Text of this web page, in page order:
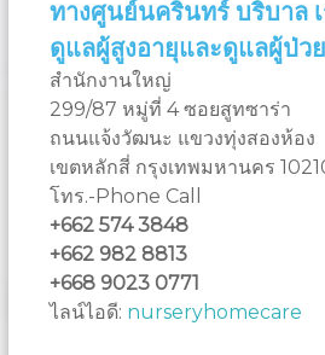
ทางศูนย์นครินทร์ บริบาล
ดูแลผู้สูงอายุและดูแลผู้ป่วย
สำนักงานใหญ่
299/87 หมู่ที่ 4 ซอยสูทซาร่า
ถนนแจ้งวัฒนะ แขวงทุ่งสองห้อง
เขตหลักสี่ กรุงเทพมหานคร
โทร.-Phone Call
+662 574 3848
+662 982 8813
+668 9023 0771
ไลน์ไอดี: nurseryhomecare